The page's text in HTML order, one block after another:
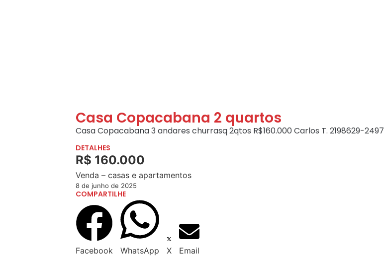
Casa Copacabana 2 quartos
Casa Copacabana 3 andares churrasq 2qtos R$160.000 Carlos T. 2198629-2497
DETALHES
R$ 160.000
Venda – casas e apartamentos
8 de junho de 2025
COMPARTILHE
Facebook WhatsApp X Email